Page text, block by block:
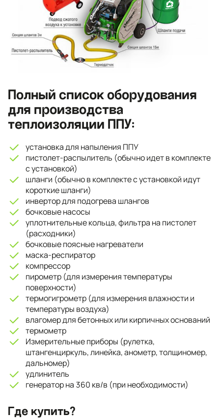
Полный список оборудования
для производства
теплоизоляции ППУ:
установка для напыления ППУ
пистолет-распылитель (обычно идет в комплекте
с установкой)
шланги (обычно в комплекте с установкой идут
короткие шланги)
инвертор для подогрева шлангов
бочковые насосы
уплотнительные кольца, фильтра на пистолет
(расходники)
бочковые поясные нагреватели
маска-респиратор
компрессор
пирометр (для измерения температуры
поверхности)
термогигрометр (для измерения влажности и
температуры воздуха)
влагомер для бетонных или кирпичных оснований
термометр
Измерительные приборы (рулетка,
штангенциркуль, линейка, анометр, толщиномер,
дальномер)
удлинитель
генератор на 360 кв/в (при необходимости)
Где купить?